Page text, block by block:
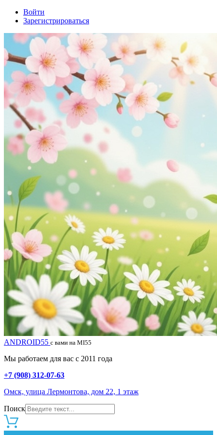
Войти
Зарегистрироваться
ANDROID55 с вами на MI55
Мы работаем для вас с 2011 года
+7 (908) 312-07-63
Омск, улица Лермонтова, дом 22, 1 этаж
Поиск